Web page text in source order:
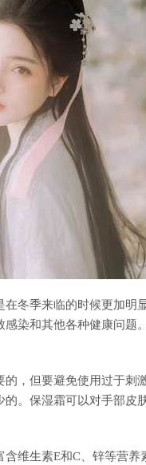
冬季来临的时候更加明
染和其他各种健康问题
，但要避免使用过于刺
。保湿霜可以对手部皮
维生素E和C、锌等营